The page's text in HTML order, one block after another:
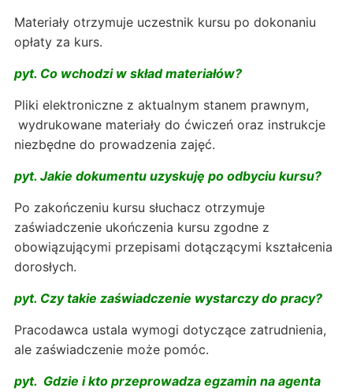
Materiały otrzymuje uczestnik kursu po dokonaniu
opłaty za kurs.
pyt. Co wchodzi w skład materiałów?
Pliki elektroniczne z aktualnym stanem prawnym,
wydrukowane materiały do ćwiczeń oraz instrukcje
niezbędne do prowadzenia zajęć.
pyt. Jakie dokumentu uzyskuję po odbyciu kursu?
Po zakończeniu kursu słuchacz otrzymuje
zaświadczenie ukończenia kursu zgodne z
obowiązującymi przepisami dotączącymi kształcenia
dorosłych.
pyt. Czy takie zaświadczenie wystarczy do pracy?
Pracodawca ustala wymogi dotyczące zatrudnienia,
ale zaświadczenie może pomóc.
pyt. Gdzie i kto przeprowadza egzamin na agenta